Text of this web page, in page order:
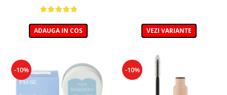
ADAUGA IN COS VEZI VARIANTE
-10% -10%